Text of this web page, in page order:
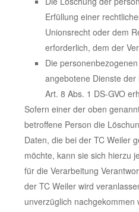
Erfüllung einer
Unionsrecht oder dem
erforderlich, dem der
Die
angebotene Dienste
Art. 8 Abs. 1 DS-GVO
Sofern einer der oben
betroffene Person die
Daten, die bei der TC Weiler
möchte, kann sie sich hierzu
für die Verarbeitung
der TC Weiler wird
unverzüglich nachgekommen